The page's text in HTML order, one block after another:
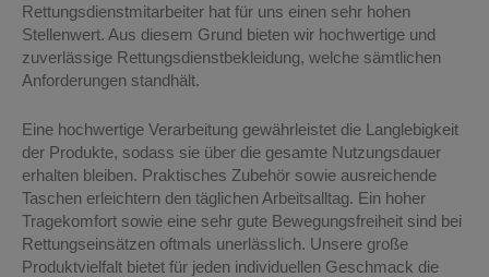
Rettungsdienstmitarbeiter hat für uns einen sehr hohen
Stellenwert. Aus diesem Grund bieten wir hochwertige und
zuverlässige Rettungsdienstbekleidung, welche sämtlichen
Anforderungen standhält.
Eine hochwertige Verarbeitung gewährleistet die Langlebigkeit
der Produkte, sodass sie über die gesamte Nutzungsdauer
erhalten bleiben. Praktisches Zubehör sowie ausreichende
Taschen erleichtern den täglichen Arbeitsalltag. Ein hoher
Tragekomfort sowie eine sehr gute Bewegungsfreiheit sind bei
Rettungseinsätzen oftmals unerlässlich. Unsere große
Produktvielfalt bietet für jeden individuellen Geschmack die